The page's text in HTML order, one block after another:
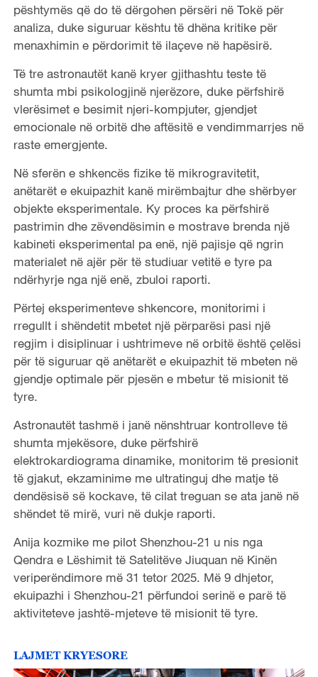
pështymës që do të dërgohen përsëri në Tokë për
analiza, duke siguruar kështu të dhëna kritike për
menaxhimin e përdorimit të ilaçeve në hapësirë.
Të tre astronautët kanë kryer gjithashtu teste të
shumta mbi psikologjinë njerëzore, duke përfshirë
vlerësimet e besimit njeri-kompjuter, gjendjet
emocionale në orbitë dhe aftësitë e vendimmarrjes në
raste emergjente.
Në sferën e shkencës fizike të mikrogravitetit,
anëtarët e ekuipazhit kanë mirëmbajtur dhe shërbyer
objekte eksperimentale. Ky proces ka përfshirë
pastrimin dhe zëvendësimin e mostrave brenda një
kabineti eksperimental pa enë, një pajisje që ngrin
materialet në ajër për të studiuar vetitë e tyre pa
ndërhyrje nga një enë, zbuloi raporti.
Përtej eksperimenteve shkencore, monitorimi i
rregullt i shëndetit mbetet një përparësi pasi një
regjim i disiplinuar i ushtrimeve në orbitë është çelësi
për të siguruar që anëtarët e ekuipazhit të mbeten në
gjendje optimale për pjesën e mbetur të misionit të
tyre.
Astronautët tashmë i janë nënshtruar kontrolleve të
shumta mjekësore, duke përfshirë
elektrokardiograma dinamike, monitorim të presionit
të gjakut, ekzaminime me ultratinguj dhe matje të
dendësisë së kockave, të cilat treguan se ata janë në
shëndet të mirë, vuri në dukje raporti.
Anija kozmike me pilot Shenzhou-21 u nis nga
Qendra e Lëshimit të Satelitëve Jiuquan në Kinën
veriperëndimore më 31 tetor 2025. Më 9 dhjetor,
ekuipazhi i Shenzhou-21 përfundoi serinë e parë të
aktiviteteve jashtë-mjeteve të misionit të tyre.
LAJMET KRYESORE